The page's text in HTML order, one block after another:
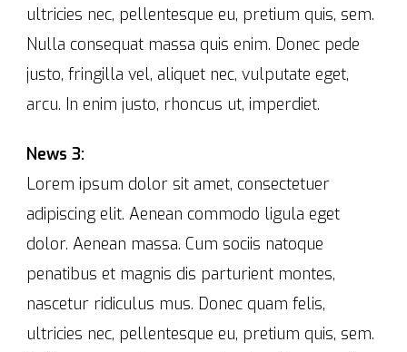
ultricies nec, pellentesque eu, pretium quis, sem.
Nulla consequat massa quis enim. Donec pede
justo, fringilla vel, aliquet nec, vulputate eget,
arcu. In enim justo, rhoncus ut, imperdiet.
News 3:
Lorem ipsum dolor sit amet, consectetuer
adipiscing elit. Aenean commodo ligula eget
dolor. Aenean massa. Cum sociis natoque
penatibus et magnis dis parturient montes,
nascetur ridiculus mus. Donec quam felis,
ultricies nec, pellentesque eu, pretium quis, sem.